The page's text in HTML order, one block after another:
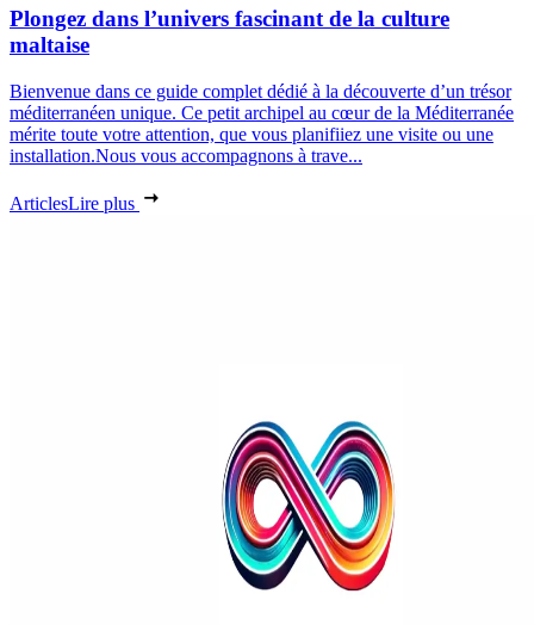
Plongez dans l’univers fascinant de la culture
maltaise
Bienvenue dans ce guide complet dédié à la découverte d’un trésor
méditerranéen unique. Ce petit archipel au cœur de la Méditerranée
mérite toute votre attention, que vous planifiiez une visite ou une
installation.Nous vous accompagnons à trave...
ArticlesLire plus